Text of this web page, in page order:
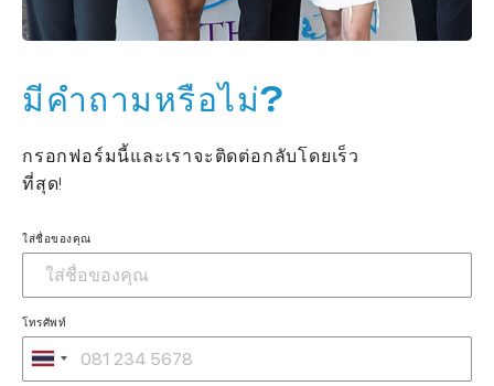
มีคำถามหรือไม่?
กรอกฟอร์มนี้และเราจะติดต่อกลับโดยเร็ว
ที่สุด!
ใส่ชื่อของคุณ
โทรศัพท์